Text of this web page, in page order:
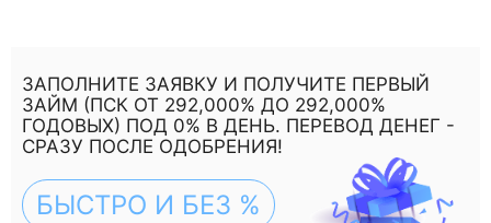
ЗАПОЛНИТЕ ЗАЯВКУ И ПОЛУЧИТЕ ПЕРВЫЙ
ЗАЙМ (ПСК ОТ 292,000% ДО 292,000%
ГОДОВЫХ) ПОД 0% В ДЕНЬ. ПЕРЕВОД ДЕНЕГ -
СРАЗУ ПОСЛЕ ОДОБРЕНИЯ!
БЫСТРО И БЕЗ %